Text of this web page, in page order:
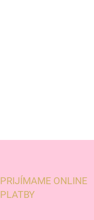
PRIJÍMAME ONLINE
PLATBY